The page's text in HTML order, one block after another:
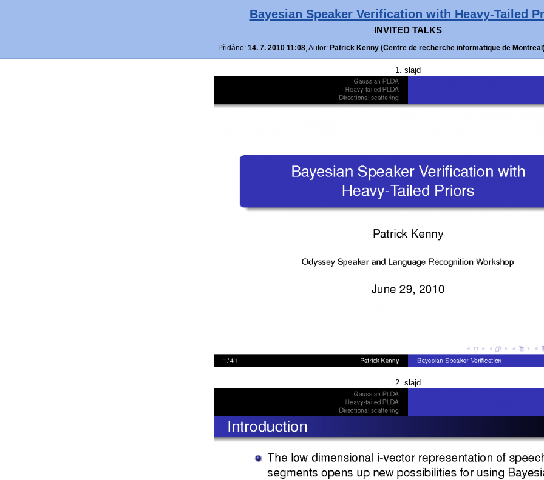
Bayesian Speaker Verification with Heavy-Tailed
INVITED TALKS
Přidáno: 14. 7. 2010 11:08 , Autor: Patrick Kenny (Centre de recherche informatique de
1. slajd
2. slajd